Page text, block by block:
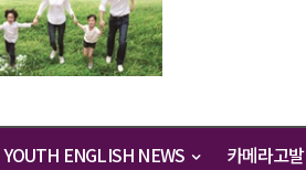
YOUTH ENGLISH NEWS 카메라고발